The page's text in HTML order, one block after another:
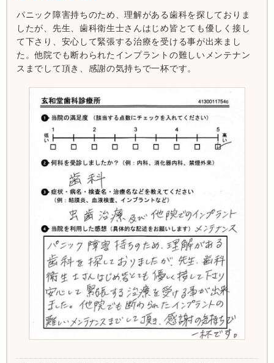
パニック障害持ちのため、理解がある歯科を探しておりま
したが、先生、歯科衛生士さんはじめ皆とても優しく接し
て下さり、安心して緊張する治療を受ける事が出来まし
た。他院でも断わられたインプラントの難しいメンテナン
スまでして頂き、感謝の気持ちで一杯です。